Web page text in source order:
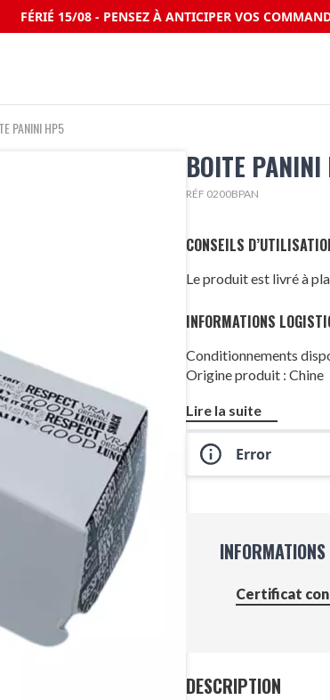
FÉRIÉ 15/08 - PENSEZ À ANTICIPER VOS
PANINI HP5
BOITE
RÉF 0200BPAN
CONSEILS
Le produit est livré à
INFORMATIONS
Conditionnements
Origine produit : Chine
Lire la suite
Error
INFORMATIONS
Certificat
DESCRIPTION